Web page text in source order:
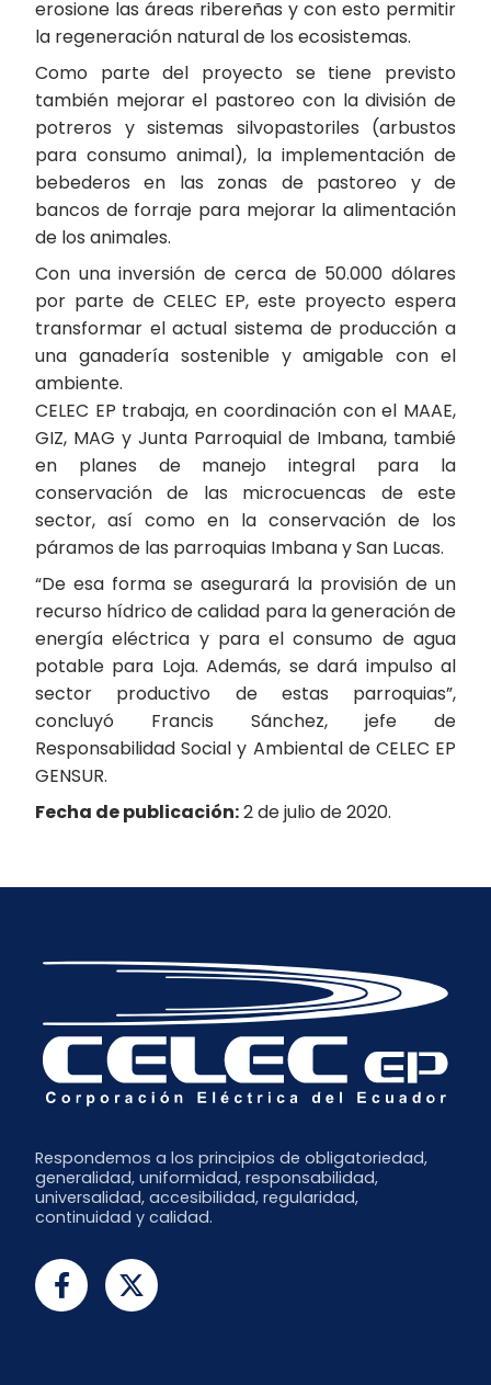
erosione las áreas ribereñas y con esto permitir
la regeneración natural de los ecosistemas.
Como parte del proyecto se tiene previsto
también mejorar el pastoreo con la división de
potreros y sistemas silvopastoriles (arbustos
para consumo animal), la implementación de
bebederos en las zonas de pastoreo y de
bancos de forraje para mejorar la alimentación
de los animales.
Con una inversión de cerca de 50.000 dólares
por parte de CELEC EP, este proyecto espera
transformar el actual sistema de producción a
una ganadería sostenible y amigable con el
ambiente.
CELEC EP trabaja, en coordinación con el MAAE,
GIZ, MAG y Junta Parroquial de Imbana, tambié
en planes de manejo integral para la
conservación de las microcuencas de este
sector, así como en la conservación de los
páramos de las parroquias Imbana y San Lucas.
“De esa forma se asegurará la provisión de un
recurso hídrico de calidad para la generación de
energía eléctrica y para el consumo de agua
potable para Loja. Además, se dará impulso al
sector productivo de estas parroquias”,
concluyó Francis Sánchez, jefe de
Responsabilidad Social y Ambiental de CELEC EP
GENSUR.
Fecha de publicación:2 de julio de 2020.
Respondemos a los principios de obligatoriedad,
generalidad, uniformidad, responsabilidad,
universalidad, accesibilidad, regularidad,
continuidad y calidad.